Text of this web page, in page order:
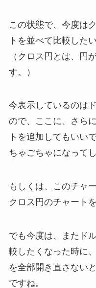
この状態で、今度は
トを並べて比較した
（クロス円とは、円
す。）
今表示しているのは
ので、ここに、さら
トを追加してもいい
ちゃごちゃになって
もしくは、このチャ
クロス円のチャート
でも今度は、またド
較したくなった時に
を全部開き直さない
ですね。